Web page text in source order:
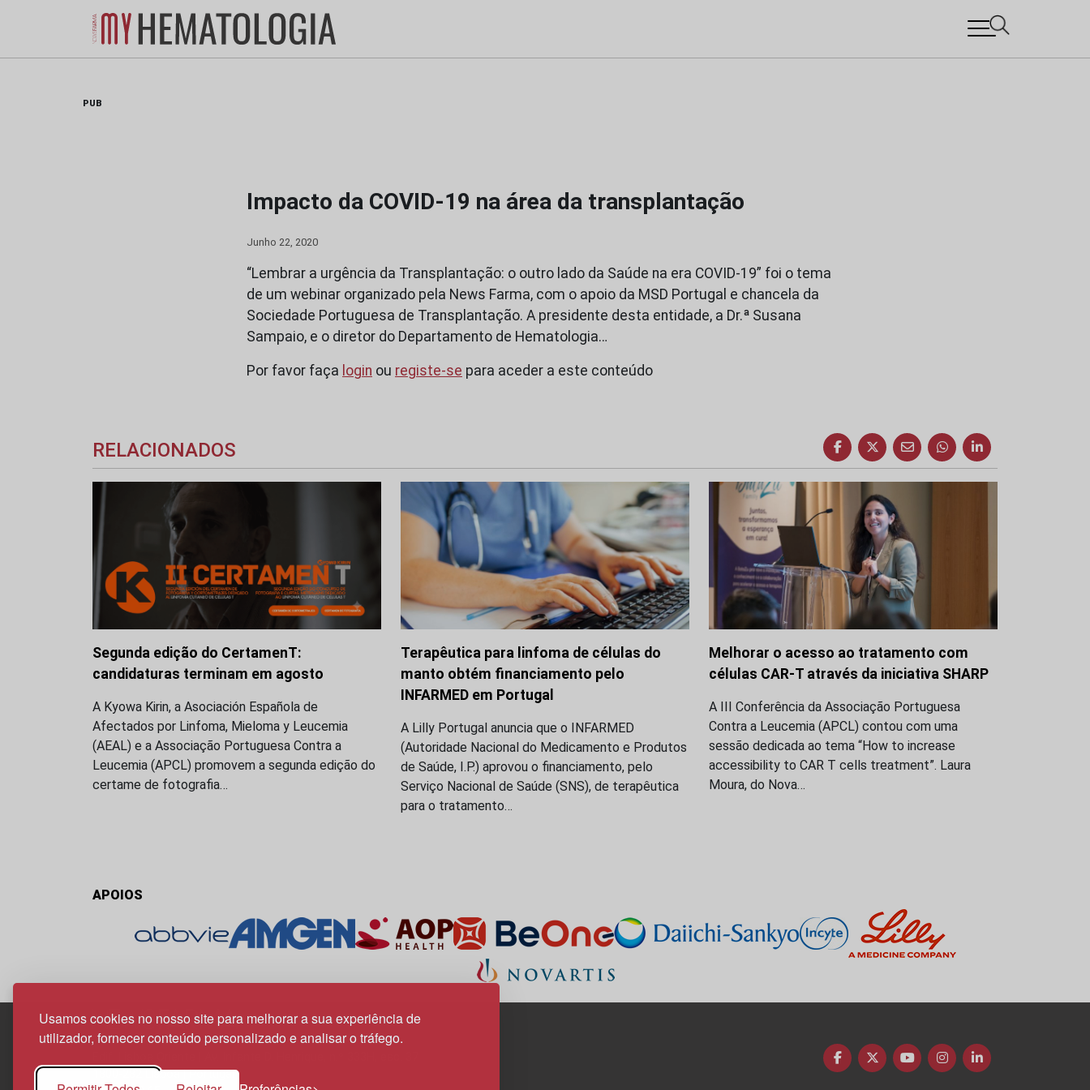
Usamos cookies no nosso site para melhorar a sua experiência de
utilizador, fornecer conteúdo personalizado e analisar o tráfego.
PUB
Impacto da COVID-19 na área da transplantação
Junho 22, 2020
“Lembrar a urgência da Transplantação: o outro lado da Saúde na era COVID-19” foi o tema
de um webinar organizado pela News Farma, com o apoio da MSD Portugal e chancela da
Sociedade Portuguesa de Transplantação. A presidente desta entidade, a Dr.ª Susana
Sampaio, e o diretor do Departamento de Hematologia…
Por favor faça login ou registe-se para aceder a este conteúdo
RELACIONADOS
Segunda edição do CertamenT:
candidaturas terminam em agosto
A Kyowa Kirin, a Asociación Española de
Afectados por Linfoma, Mieloma y Leucemia
(AEAL) e a Associação Portuguesa Contra a
Leucemia (APCL) promovem a segunda edição do
certame de fotografia…
Terapêutica para linfoma de células do
manto obtém financiamento pelo
INFARMED em Portugal
A Lilly Portugal anuncia que o INFARMED
(Autoridade Nacional do Medicamento e Produtos
de Saúde, I.P.) aprovou o financiamento, pelo
Serviço Nacional de Saúde (SNS), de terapêutica
para o tratamento…
Melhorar o acesso ao tratamento com
células CAR-T através da iniciativa SHARP
A III Conferência da Associação Portuguesa
Contra a Leucemia (APCL) contou com uma
sessão dedicada ao tema “How to increase
accessibility to CAR T cells treatment”. Laura
Moura, do Nova…
APOIOS
1800-282 Lisboa | Portugal